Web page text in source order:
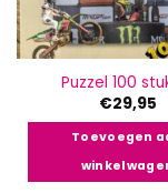
Puzzel 100
€29,95
Toevoegen